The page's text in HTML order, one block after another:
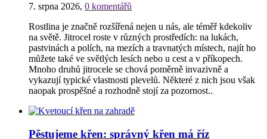
7. srpna 2026, 0 komentářů
Rostlina je značně rozšířená nejen u nás, ale téměř kdekoliv
na světě. Jitrocel roste v různých prostředích: na lukách,
pastvinách a polích, na mezích a travnatých místech, najít ho
můžete také ve světlých lesích nebo u cest a v příkopech.
Mnoho druhů jitrocele se chová poměrně invazivně a
vykazují typické vlastnosti plevelů. Některé z nich jsou však
naopak prospěšné a rozhodně stojí za pozornost..
Pěstujeme křen: správný křen má říz